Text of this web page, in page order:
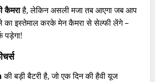
कैमराहै, लेकिन असली मजा तब आएगा जब आप
का इस्तेमाल करके मेन कैमरा से सेल्फी लेंगे –
पड़ेगा!
की बड़ी बैटरी है, जो एक दिन की हैवी यूज